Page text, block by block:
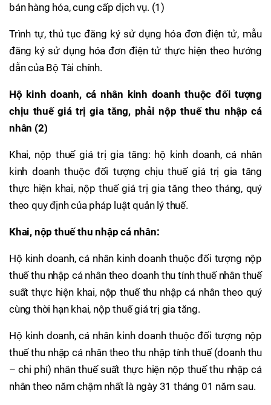
bán hàng hóa, cung cấp dịch vụ. (1)
Trình tự, thủ tục đăng ký sử dụng hóa đơn điện tử, mẫu
đăng ký sử dụng hóa đơn điện tử thực hiện theo hướng
dẫn của Bộ Tài chính.
Hộ kinh doanh, cá nhân kinh doanh thuộc đối tượng
chịu thuế giá trị gia tăng, phải nộp thuế thu nhập cá
nhân (2)
Khai, nộp thuế giá trị gia tăng: hộ kinh doanh, cá nhân
kinh doanh thuộc đối tượng chịu thuế giá trị gia tăng
thực hiện khai, nộp thuế giá trị gia tăng theo tháng, quý
theo quy định của pháp luật quản lý thuế.
Khai, nộp thuế thu nhập cá nhân:
Hộ kinh doanh, cá nhân kinh doanh thuộc đối tượng nộp
thuế thu nhập cá nhân theo doanh thu tính thuế nhân thuế
suất thực hiện khai, nộp thuế thu nhập cá nhân theo quý
cùng thời hạn khai, nộp thuế giá trị gia tăng.
Hộ kinh doanh, cá nhân kinh doanh thuộc đối tượng nộp
thuế thu nhập cá nhân theo thu nhập tính thuế (doanh thu
– chi phí) nhân thuế suất thực hiện nộp thuế thu nhập cá
nhân theo năm chậm nhất là ngày 31 tháng 01 năm sau.